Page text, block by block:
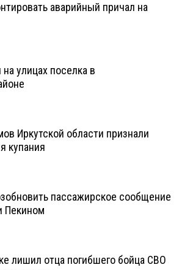
аварийный причал на
улицах поселка в
Иркутской области признали
купания
пассажирское сообщение
Пекином
лишил отца погибшего бойца СВО